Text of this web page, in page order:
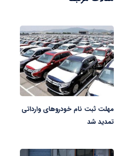
مهلت ثبت نام خودروهای وارداتی
تمدید شد